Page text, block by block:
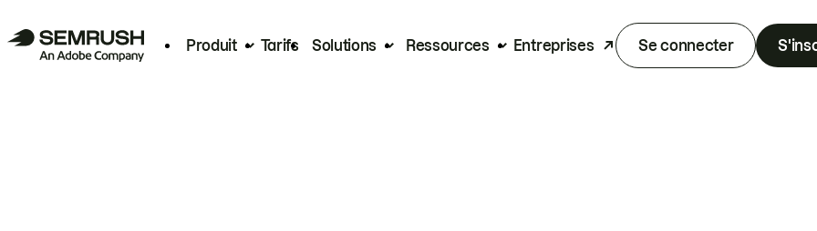
Produit Tarifs Solutions Ressources Entreprises Se connecter